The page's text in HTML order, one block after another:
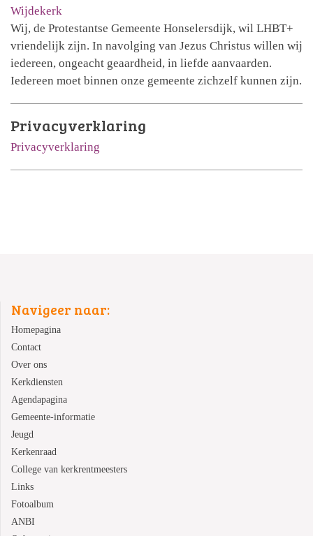
Wijdekerk
Wij, de Protestantse Gemeente Honselersdijk, wil LHBT+
vriendelijk zijn. In navolging van Jezus Christus willen wij
iedereen, ongeacht geaardheid, in liefde aanvaarden.
Iedereen moet binnen onze gemeente zichzelf kunnen zijn.
Privacyverklaring
Privacyverklaring
Navigeer naar:
Homepagina
Contact
Over ons
Kerkdiensten
Agendapagina
Gemeente-informatie
Jeugd
Kerkenraad
College van kerkrentmeesters
Links
Fotoalbum
ANBI